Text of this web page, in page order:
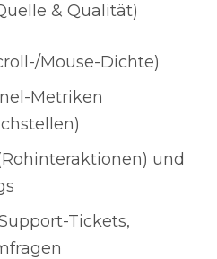
& Qualität)
Mouse-Dichte)
Metriken
und
Tickets,